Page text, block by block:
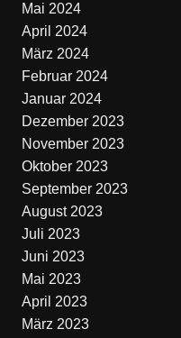
Mai 2024
April 2024
März 2024
Februar 2024
Januar 2024
Dezember 2023
November 2023
Oktober 2023
September 2023
August 2023
Juli 2023
Juni 2023
Mai 2023
April 2023
März 2023